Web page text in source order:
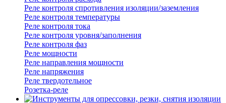
Реле контроля спротивления изоляции/заземления
Реле контроля температуры
Реле контроля тока
Реле контроля уровня/заполнения
Реле контроля фаз
Реле мощности
Реле направления мощности
Реле напряжения
Реле твердотельное
Розетка-реле